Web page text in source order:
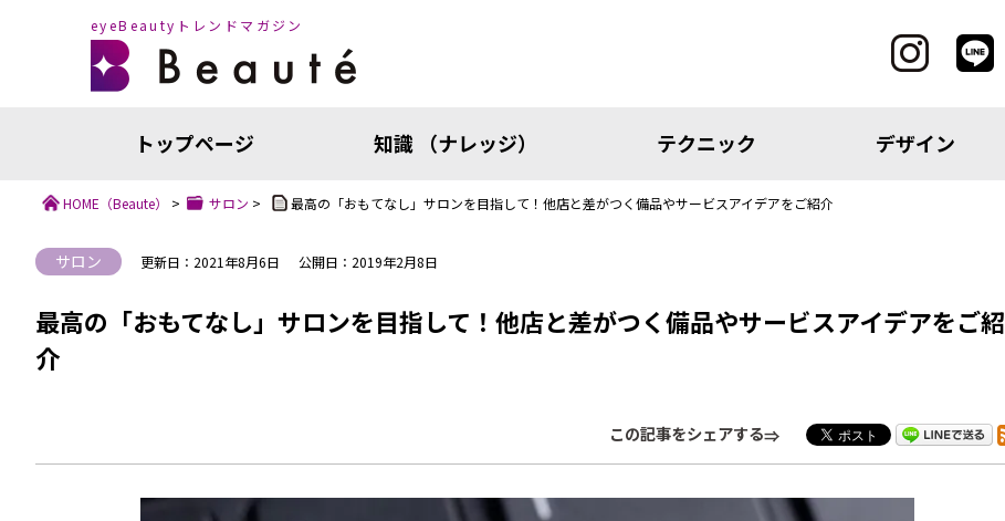
アイテム トピック
eyeBeautyトレンドマガジン
トップページ 知識 （ナレッジ） テクニック デザイン
HOME （Beaute） > サロン > 最高の「おもてなし」サロンを目指して！他店と差がつく備品やサービスアイデアをご紹介
サロン 更新日：2021年8月6日 公開日：2019年2月8日
最高の「おもてなし」サロンを目指して！他店と差がつく備品やサービスアイデアをご紹
介
この記事をシェアする